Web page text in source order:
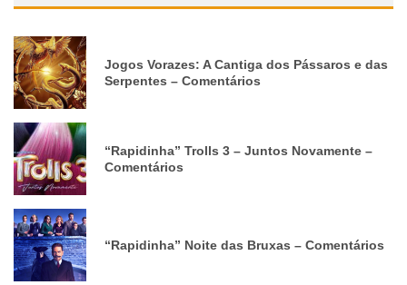
Jogos Vorazes: A Cantiga dos Pássaros e das
Serpentes – Comentários
“Rapidinha” Trolls 3 – Juntos Novamente –
Comentários
“Rapidinha” Noite das Bruxas – Comentários